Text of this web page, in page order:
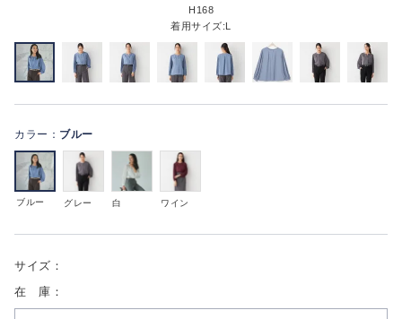
H168
着用サイズ:L
カラー： ブルー
ブルー グレー 白 ワイン
サイズ：
在 庫：